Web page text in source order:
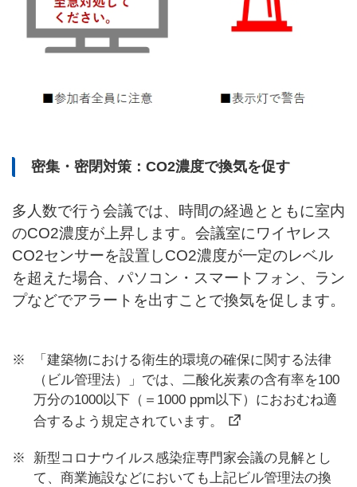
密集・密閉対策：CO2濃度で換気を促す
多人数で行う会議では、時間の経過とともに室内
のCO2濃度が上昇します。会議室にワイヤレス
CO2センサーを設置しCO2濃度が一定のレベル
を超えた場合、パソコン・スマートフォン、ラン
プなどでアラートを出すことで換気を促します。
「建築物における衛生的環境の確保に関する法律
（ビル管理法）」では、二酸化炭素の含有率を100
万分の1000以下（＝1000 ppm以下）におおむね適
合するよう規定されています。
新型コロナウイルス感染症専門家会議の見解とし
て、商業施設などにおいても上記ビル管理法の換